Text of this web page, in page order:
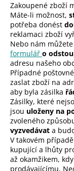
Zakoupené zboží
Máte-li možnost,
potřeba donést
reklamaci zboží
Nebo nám
formulář o
adresu našeho
Případné
zaslat zboží na
aby byla zásilka
Zásilky, které
jsou uloženy na
zvoleného
vyzvedávat a
V takovém
kupující a lhůty
až okamžikem,
prodávajícímu.